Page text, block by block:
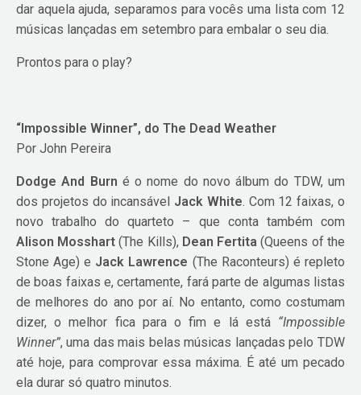
dar aquela ajuda, separamos para vocês uma lista com 12
músicas lançadas em setembro para embalar o seu dia.
Prontos para o play?
“Impossible Winner”, do The Dead Weather
Por John Pereira
Dodge And Burn é o nome do novo álbum do TDW, um
dos projetos do incansável Jack White. Com 12 faixas, o
novo trabalho do quarteto – que conta também com
Alison Mosshart (The Kills), Dean Fertita (Queens of the
Stone Age) e Jack Lawrence (The Raconteurs) é repleto
de boas faixas e, certamente, fará parte de algumas listas
de melhores do ano por aí. No entanto, como costumam
dizer, o melhor fica para o fim e lá está “Impossible
Winner”, uma das mais belas músicas lançadas pelo TDW
até hoje, para comprovar essa máxima. É até um pecado
ela durar só quatro minutos.